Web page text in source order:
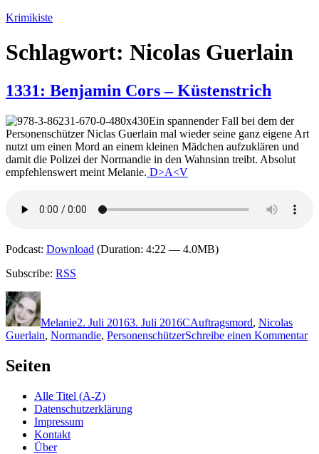
Zum
springen
Krimikiste
Schlagwort: Nicolas Guerlain
1331: Benjamin Cors – Küstenstrich
Ein spannender Fall bei dem der
Personenschützer Niclas Guerlain mal wieder seine ganz eigene Art
nutzt um einen Mord an einem kleinen Mädchen aufzuklären und
damit die Polizei der Normandie in den Wahnsinn treibt. Absolut
empfehlenswert meint Melanie. D>A<V
Podcast: Download (Duration: 4:22 — 4.0MB)
Subscribe: RSS
Autor
Melanie2. Juli 20163. Juli 2016CAuftragsmord, Nicolas
Guerlain, Normandie, PersonenschützerSchreibe einen Kommentarzu
Seiten
Alle Titel (A-Z)
Datenschutzerklärung
Impressum
Kontakt
Über